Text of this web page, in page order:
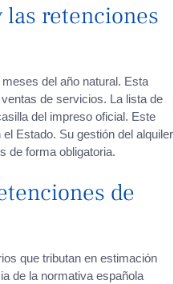
las retenciones
del año natural. Esta
de servicios. La lista de
del impreso oficial. Este
Estado. Su gestión del alquiler
de forma obligatoria.
de
que tributan en estimación
de la normativa española